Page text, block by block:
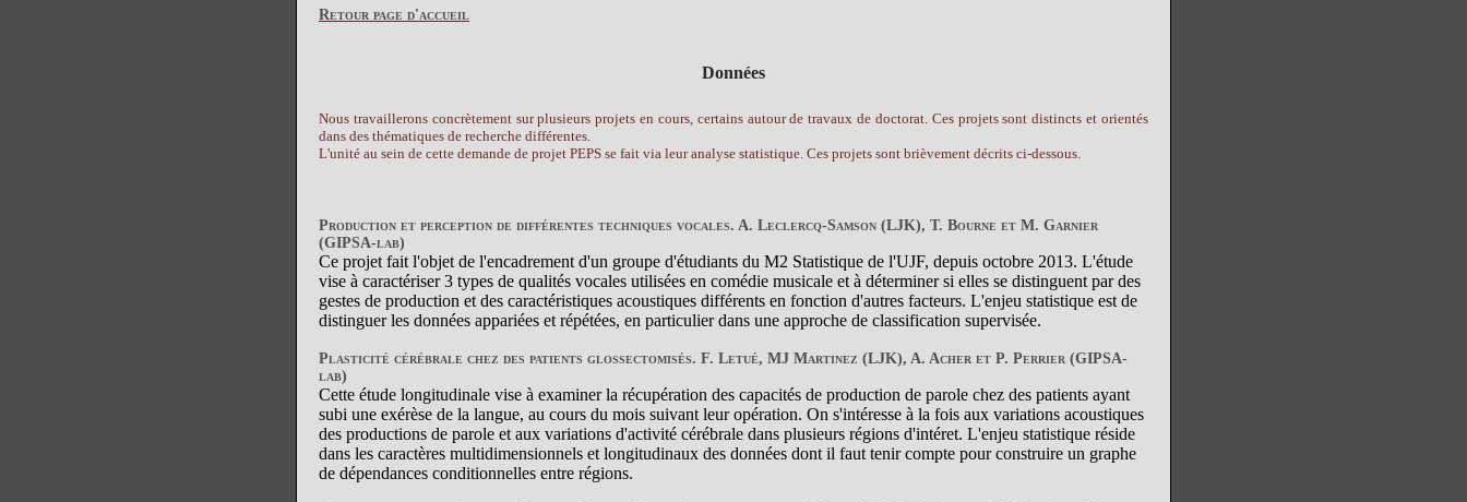
Retour page d'accueil
Données
Nous travaillerons concrètement sur plusieurs projets en cours, certains autour de travaux de doctorat. Ces projets sont distincts et orientés
dans des thématiques de recherche différentes.
L'unité au sein de cette demande de projet PEPS se fait via leur analyse statistique. Ces projets sont brièvement décrits ci-dessous.
Production et perception de différentes techniques vocales. A. Leclercq-Samson (LJK), T. Bourne et M. Garnier
(GIPSA-lab)
Ce projet fait l'objet de l'encadrement d'un groupe d'étudiants du M2 Statistique de l'UJF, depuis octobre 2013. L'étude
vise à caractériser 3 types de qualités vocales utilisées en comédie musicale et à déterminer si elles se distinguent par des
gestes de production et des caractéristiques acoustiques différents en fonction d'autres facteurs. L'enjeu statistique est de
distinguer les données appariées et répétées, en particulier dans une approche de classification supervisée.
Plasticité cérébrale chez des patients glossectomisés. F. Letué, MJ Martinez (LJK), A. Acher et P. Perrier (GIPSA-
lab)
Cette étude longitudinale vise à examiner la récupération des capacités de production de parole chez des patients ayant
subi une exérèse de la langue, au cours du mois suivant leur opération. On s'intéresse à la fois aux variations acoustiques
des productions de parole et aux variations d'activité cérébrale dans plusieurs régions d'intéret. L'enjeu statistique réside
dans les caractères multidimensionnels et longitudinaux des données dont il faut tenir compte pour construire un graphe
de dépendances conditionnelles entre régions.